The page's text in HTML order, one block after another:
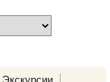
Экскурсии